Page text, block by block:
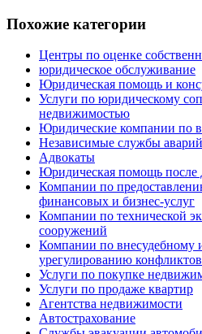
Похожие категории
Центры по оценке
юридическое обслуживание
Юридическая помощь и
Услуги по юридическому
недвижимостью
Юридические компании по
Независимые службы
Адвокаты
Юридическая помощь
Компании по
финансовых и бизнес-услуг
Компании по технической
сооружений
Компании по внесудебному
урегулированию конфликтов
Услуги по покупке
Услуги по продаже квартир
Агентства недвижимости
Автострахование